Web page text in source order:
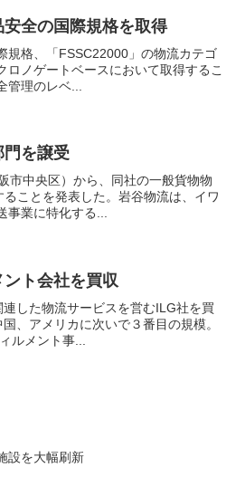
全の国際規格を取得
規格、「FSSC22000」の物流カテゴ
ノゲートベースにおいて取得するこ
理のレベ...
門を譲受
市中央区）から、同社の一般貨物物
ことを発表した。岩谷物流は、イワ
事業に特化する...
ト会社を買収
した物流サービスを営むILG社を買
、アメリカに次いで３番目の規模。
ルメント事...
設を大幅刷新